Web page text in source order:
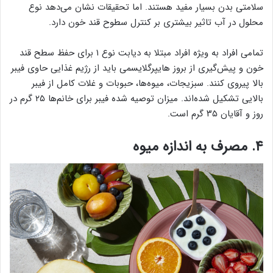
سلامتی بدن بسیار مفید هستند. اما تحقیقات نشان می‌دهد نوع
محلول در آب تاثیر بیشتری بر کنترل سطوح قند خون دارد.
تمامی افراد به ویژه افراد مبتلا به دیابت نوع ۱ برای حفظ سطح قند
خون و پیش‌گیری از بروز هایپرگلایسمی باید از رژیم غذایی حاوی فیبر
بالا پیروی کنند. سبزیجات، میوه‌ها، حبوبات و غلات کامل از فیبر
بالایی تشکیل شده‌اند. میزان توصیه شده فیبر برای خانم‌ها ۲۵ گرم در
روز و آقایان ۳۵ گرم است.
۴. مصرف به اندازه میوه